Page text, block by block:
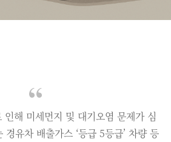
해 미세먼지 및 대기오염 문제가 심
유차 배출가스 ‘등급 5등급’ 차량 등